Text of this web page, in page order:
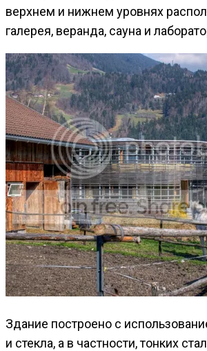
верхнем и нижнем уровнях
галерея, веранда, сауна и
Здание построено с
и стекла, а в частности, тонких